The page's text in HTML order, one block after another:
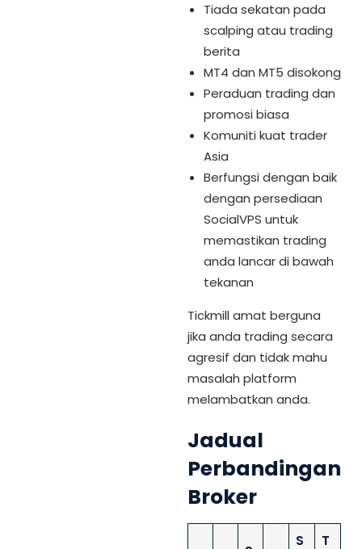
Tiada sekatan pada
scalping atau trading
berita
MT4 dan MT5 disokong
Peraduan trading dan
promosi biasa
Komuniti kuat trader
Asia
Berfungsi dengan baik
dengan persediaan
SocialVPS untuk
memastikan trading
anda lancar di bawah
tekanan
Tickmill amat berguna
jika anda trading secara
agresif dan tidak mahu
masalah platform
melambatkan anda.
Jadual
Perbandingan
Broker
S
T